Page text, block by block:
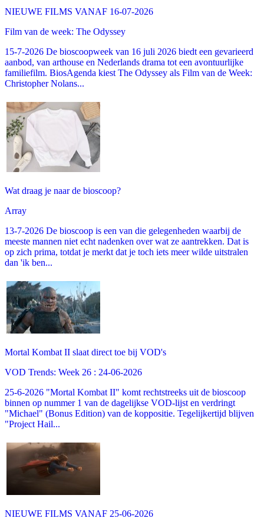
NIEUWE FILMS VANAF 16-07-2026
Film van de week: The Odyssey
15-7-2026 De bioscoopweek van 16 juli 2026 biedt een gevarieerd
aanbod, van arthouse en Nederlands drama tot een avontuurlijke
familiefilm. BiosAgenda kiest The Odyssey als Film van de Week:
Christopher Nolans...
Wat draag je naar de bioscoop?
Array
13-7-2026 De bioscoop is een van die gelegenheden waarbij de
meeste mannen niet echt nadenken over wat ze aantrekken. Dat is
op zich prima, totdat je merkt dat je toch iets meer wilde uitstralen
dan 'ik ben...
Mortal Kombat II slaat direct toe bij VOD's
VOD Trends: Week 26 : 24-06-2026
25-6-2026 "Mortal Kombat II" komt rechtstreeks uit de bioscoop
binnen op nummer 1 van de dagelijkse VOD-lijst en verdringt
"Michael" (Bonus Edition) van de koppositie. Tegelijkertijd blijven
"Project Hail...
NIEUWE FILMS VANAF 25-06-2026